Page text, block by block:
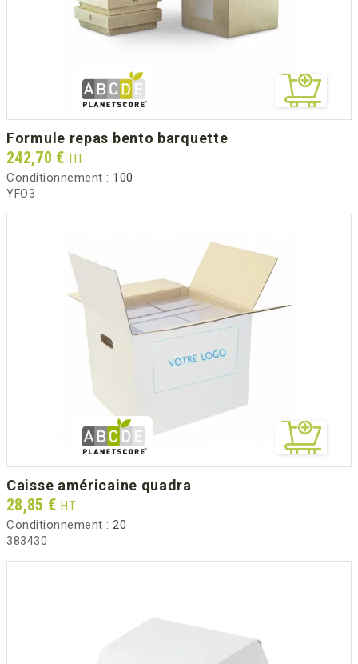
formule repas bento barquette
Prix
242,70 € HT
Conditionnement : 100
YFO3
caisse américaine quadra
Prix
28,85 € HT
Conditionnement : 20
383430